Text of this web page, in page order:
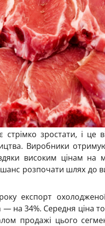
зростати, і це
Виробники
високим цінам на
розпочати шлях до
експорт охолодженої
на 34%. Середня ціна
продажі цього